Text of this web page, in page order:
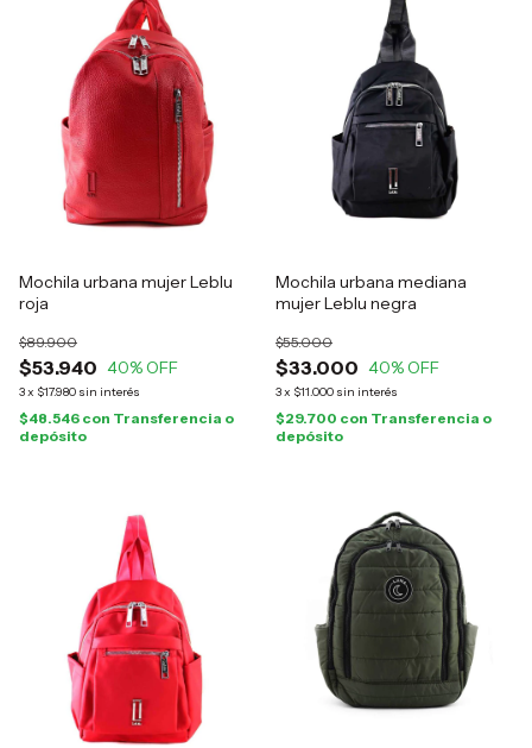
Mochila urbana mujer Leblu
roja
$53.940
$89.900
40% OFF
3x $17.980 sin interés
$48.546 con Transferencia o
depósito
Mochila urbana mediana
mujer Leblu negra
$33.000
$55.000
40% OFF
3x $11.000 sin interés
$29.700 con Transferencia o
depósito